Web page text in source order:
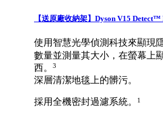
【送原廠收納架】Dyson V15
使用智慧光學偵測科技來顯現
數量並測量其大小，在螢幕上
西。
3
深層清潔地毯上的髒污。
採用全機密封過濾系統。 1